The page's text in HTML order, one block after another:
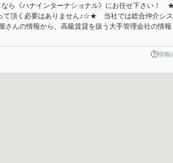
ら《ハナインターナショナル》にお任せ下さい！
て頂く必要はありません♪☆★ 当社では総合仲介シ
さんの情報から、高級賃貸を扱う大手管理会社の情報
情報